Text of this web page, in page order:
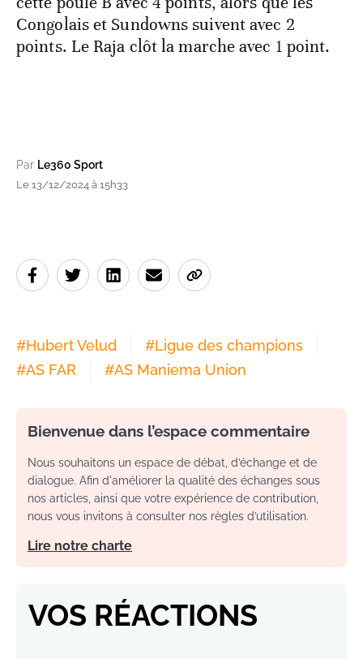
Congolais et Sundowns suivent avec 2
points. Le Raja clôt la marche avec 1 point.
Par Le360 Sport
Le 13/12/2024 à 15h33
#Hubert Velud #Ligue des champions
#AS FAR #AS Maniema Union
Bienvenue dans l’espace commentaire
Nous souhaitons un espace de débat, d’échange et de
dialogue. Afin d'améliorer la qualité des échanges sous
nos articles, ainsi que votre expérience de contribution,
nous vous invitons à consulter nos règles d’utilisation.
Lire notre charte
VOS RÉACTIONS